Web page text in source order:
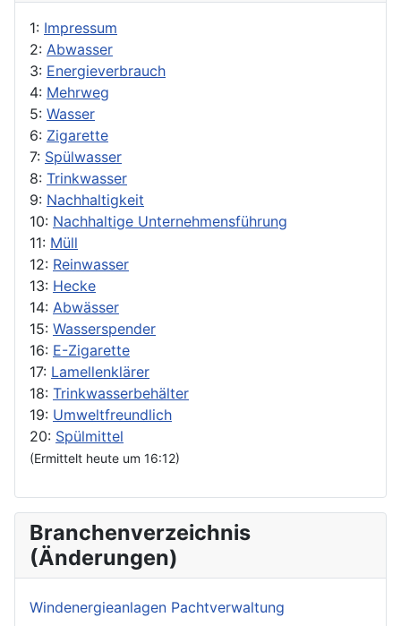
1: Impressum
2: Abwasser
3: Energieverbrauch
4: Mehrweg
5: Wasser
6: Zigarette
7: Spülwasser
8: Trinkwasser
9: Nachhaltigkeit
10: Nachhaltige Unternehmensführung
11: Müll
12: Reinwasser
13: Hecke
14: Abwässer
15: Wasserspender
16: E-Zigarette
17: Lamellenklärer
18: Trinkwasserbehälter
19: Umweltfreundlich
20: Spülmittel
(Ermittelt heute um 16:12)
Branchenverzeichnis
(Änderungen)
Windenergieanlagen Pachtverwaltung